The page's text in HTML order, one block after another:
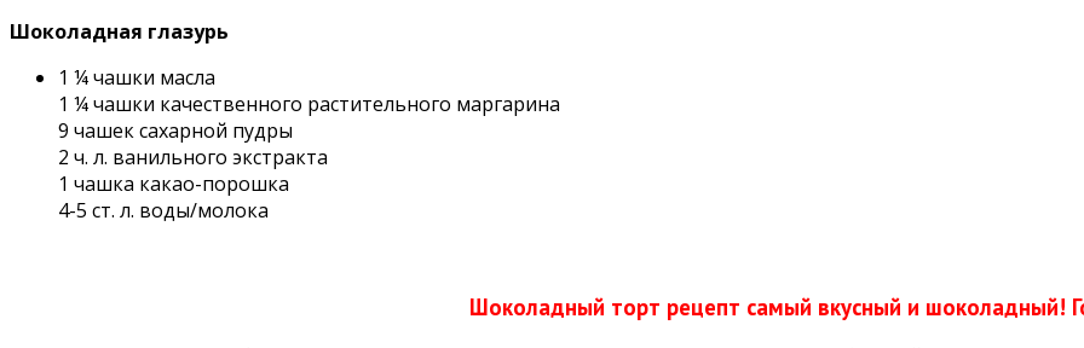
Шоколадная глазурь
1 ¼ чашки масла
1 ¼ чашки качественного растительного маргарина
9 чашек сахарной пудры
2 ч. л. ванильного экстракта
1 чашка какао-порошка
4-5 ст. л. воды/молока
Шоколадный торт рецепт самый вкусный и шоколадный!